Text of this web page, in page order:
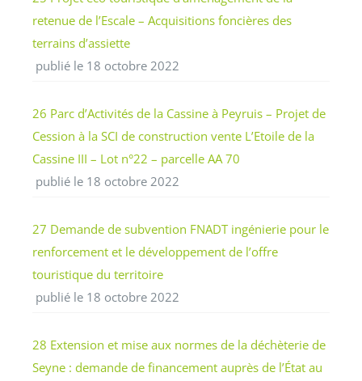
retenue de l’Escale – Acquisitions foncières des
terrains d’assiette
publié le 18 octobre 2022
26 Parc d’Activités de la Cassine à Peyruis – Projet de
Cession à la SCI de construction vente L’Etoile de la
Cassine III – Lot n°22 – parcelle AA 70
publié le 18 octobre 2022
27 Demande de subvention FNADT ingénierie pour le
renforcement et le développement de l’offre
touristique du territoire
publié le 18 octobre 2022
28 Extension et mise aux normes de la déchèterie de
Seyne : demande de financement auprès de l’État au